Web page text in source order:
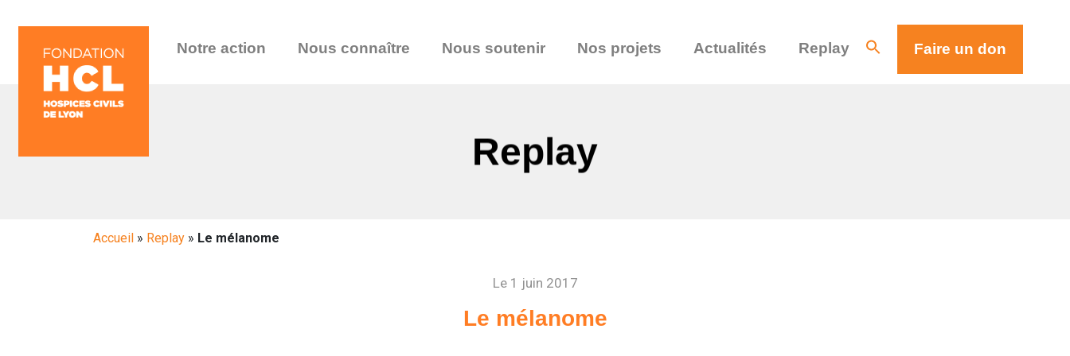
Notre action Nous connaître Nous soutenir Nos projets Actualités Replay Faire un don
Replay
Accueil » Replay » Le mélanome
Le 1 juin 2017
Le mélanome